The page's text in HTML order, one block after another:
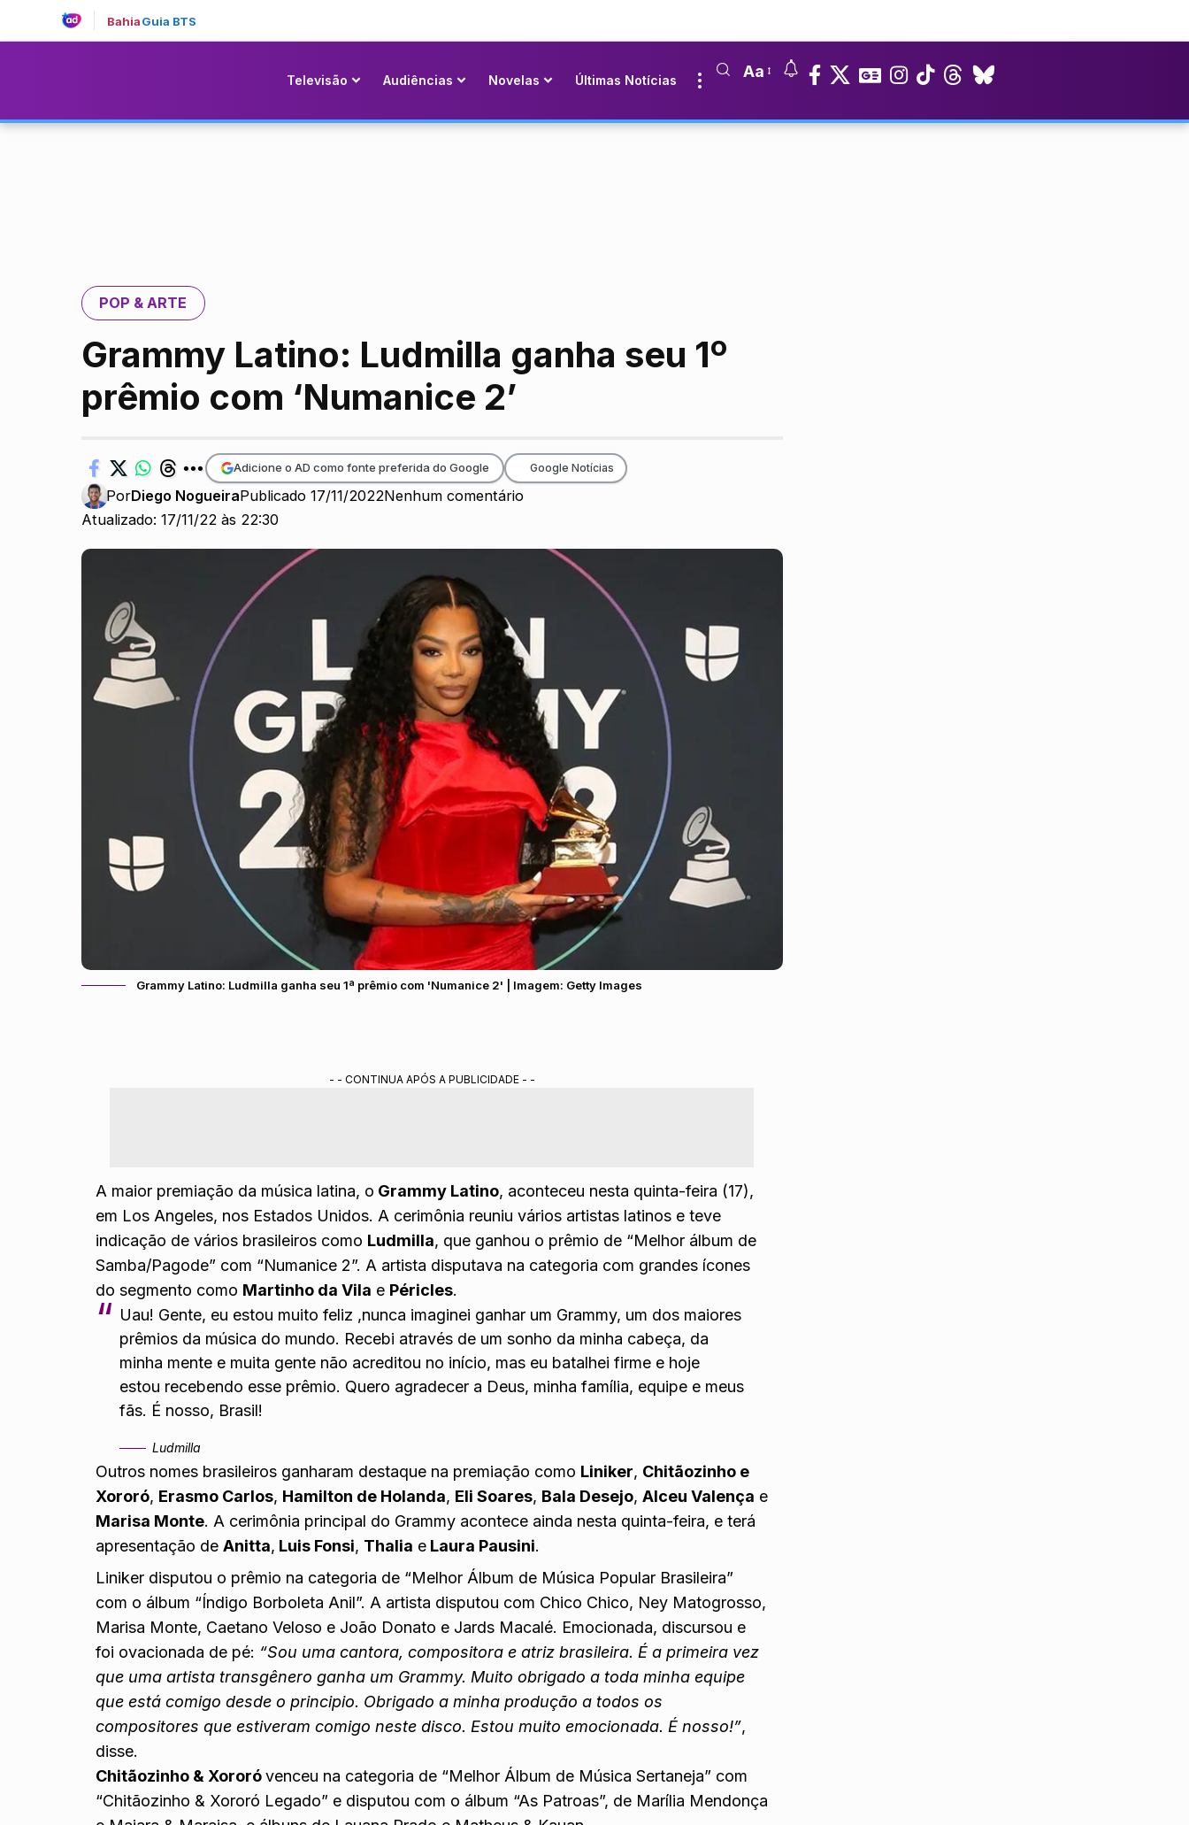
BahiaGuia BTS
Televisão Audiências Novelas Últimas Notícias Aa
POP & ARTE
Grammy Latino: Ludmilla ganha seu 1º
prêmio com ‘Numanice 2’
Atualizado: 17/11/22 às 22:30
PorDiego NogueiraPublicado 17/11/2022Nenhum comentário
Adicione o AD como fonte preferida do Google Google Notícias
Grammy Latino: Ludmilla ganha seu 1ª prêmio com 'Numanice 2' | Imagem: Getty Images
- - CONTINUA APÓS A PUBLICIDADE - -
A maior premiação da música latina, o Grammy Latino, aconteceu nesta quinta-feira (17),
em Los Angeles, nos Estados Unidos. A cerimônia reuniu vários artistas latinos e teve
indicação de vários brasileiros como Ludmilla, que ganhou o prêmio de “Melhor álbum de
Samba/Pagode” com “Numanice 2”. A artista disputava na categoria com grandes ícones
do segmento como Martinho da Vila e Péricles.
Uau! Gente, eu estou muito feliz ,nunca imaginei ganhar um Grammy, um dos maiores
prêmios da música do mundo. Recebi através de um sonho da minha cabeça, da
minha mente e muita gente não acreditou no início, mas eu batalhei firme e hoje
estou recebendo esse prêmio. Quero agradecer a Deus, minha família, equipe e meus
fãs. É nosso, Brasil!
Ludmilla
Outros nomes brasileiros ganharam destaque na premiação como Liniker, Chitãozinho e
Xororó, Erasmo Carlos, Hamilton de Holanda, Eli Soares, Bala Desejo,Alceu Valença e
Marisa Monte. A cerimônia principal do Grammy acontece ainda nesta quinta-feira, e terá
apresentação deAnitta, Luis Fonsi, Thalia e Laura Pausini.
Liniker disputou o prêmio na categoria de “Melhor Álbum de Música Popular Brasileira”
com o álbum “Índigo Borboleta Anil”. A artista disputou com Chico Chico, Ney Matogrosso,
Marisa Monte, Caetano Veloso e João Donato e Jards Macalé. Emocionada, discursou e
foi ovacionada de pé: “Sou uma cantora, compositora e atriz brasileira. É a primeira vez
que uma artista transgênero ganha um Grammy. Muito obrigado a toda minha equipe
que está comigo desde o principio. Obrigado a minha produção a todos os
compositores que estiveram comigo neste disco. Estou muito emocionada. É nosso!”,
disse.
Chitãozinho & Xororóvenceu na categoria de “Melhor Álbum de Música Sertaneja” com
“Chitãozinho & Xororó Legado” e disputou com o álbum “As Patroas”, de Marília Mendonça